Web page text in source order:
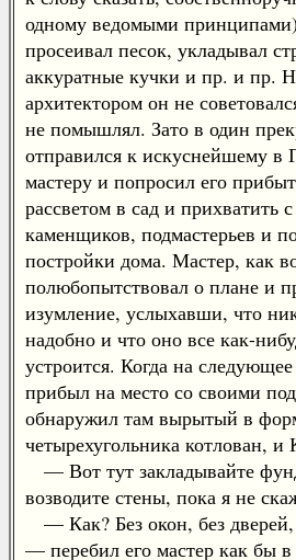
одному ведомыми принципами)
просеивал песок, укладывал
аккуратные кучки и пр. и пр.
архитектором он не
не помышлял. Зато в один
отправился к искуснейшему в
мастеру и попросил его
рассветом в сад и прихватить
каменщиков, подмастерьев и
постройки дома. Мастер, как
полюбопытствовал о плане и
изумление, услыхавши, что
надобно и что оно все как-
устроится. Когда на
прибыл на место со своими
обнаружил там вырытый в
четырехугольника котлован, и
— Вот тут закладывайте
возводите стены, пока я не
— Как? Без окон, без дверей,
— перебил его мастер как бы